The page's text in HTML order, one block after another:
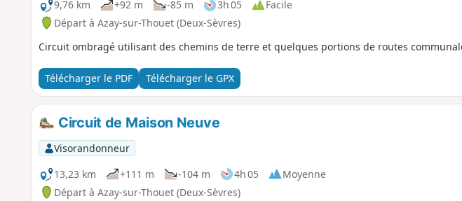
9,76 km
+92 m -85 m 3h 05
Facile
Départ à Azay-sur-Thouet (Deux-Sèvres)
Circuit ombragé utilisant des chemins de terre et quelques portions de routes
Télécharger le PDF Télécharger le GPX
Circuit de Maison Neuve
Visorandonneur
13,23 km
+111 m -104 m 4h 05
Moyenne
Départ à Azay-sur-Thouet (Deux-Sèvres)